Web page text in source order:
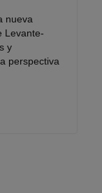
nueva
Levante-
y
perspectiva